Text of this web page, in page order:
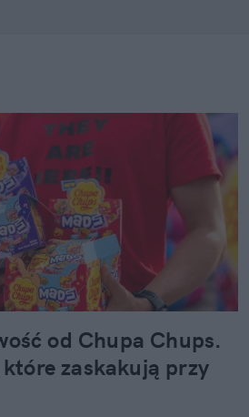
od Chupa Chups.
zaskakują przy